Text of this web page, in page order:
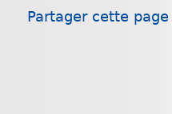
Partager cette page